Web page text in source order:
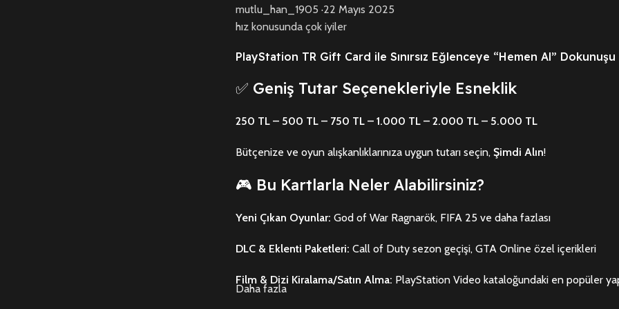
mutlu_han_1905 ·22 Mayıs 2025
hız konusunda çok iyiler
PlayStation TR Gift Card ile Sınırsız Eğlenceye “Hemen Al” Dokunuşu
✅ Geniş Tutar Seçenekleriyle Esneklik
250 TL – 500 TL – 750 TL – 1.000 TL – 2.000 TL – 5.000 TL
Bütçenize ve oyun alışkanlıklarınıza uygun tutarı seçin, Şimdi Alın!
🎮 Bu Kartlarla Neler Alabilirsiniz?
Yeni Çıkan Oyunlar: God of War Ragnarök, FIFA 25 ve daha fazlası
DLC & Eklenti Paketleri: Call of Duty sezon geçişi, GTA Online özel içerikleri
Film & Dizi Kiralama/Satın Alma: PlayStation Video kataloğundaki en popüler
Daha fazla